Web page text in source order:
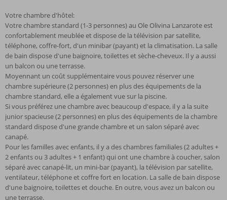
Votre chambre d'hôtel:
Votre chambre standard (1-3 personnes) au Ole Olivina Lanzarote est
confortablement meublée et dispose de la télévision par satellite,
téléphone, coffre-fort, d'un minibar (payant) et la climatisation. La salle
de bain dispose d'une baignoire, toilettes et sèche-cheveux. Il y a aussi
un balcon ou une terrasse.
Moyennant un coût supplémentaire vous pouvez réserver une
chambre supérieure (2 personnes) en plus des équipements de la
chambre standard, elle a également vue sur la piscine.
Si vous préférez une chambre avec beaucoup d'espace, il y a la suite
junior spacieuse (2 personnes) en plus des équipements de la chambre
standard dispose d'une grande chambre et un salon séparé avec
canapé.
Pour les familles avec enfants, il y a des chambres familiales (2 adultes +
2 enfants ou 3 adultes + 1 enfant) qui ont une chambre à coucher, salon
séparé avec canapé-lit, un mini-bar (payant), la télévision par satellite,
ventilateur, téléphone et coffre fort en location. La salle de bain dispose
d'une baignoire, toilettes et douche. En outre, vous avez un balcon ou
une terrasse.